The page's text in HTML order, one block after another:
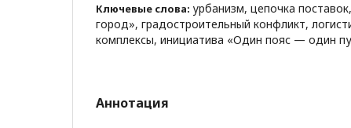
Ключевые слова: урбанизм, цепочка
город», градостроительный конфликт,
комплексы, инициатива «Один пояс — один
Аннотация